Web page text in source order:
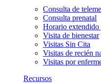
Consulta de
Consulta prenatal
Horario extendido
Visita de bienestar
Visitas Sin Cita
Visitas de recién
Visitas por
Recursos